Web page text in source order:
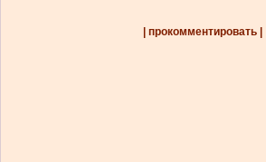
| прокомментировать |